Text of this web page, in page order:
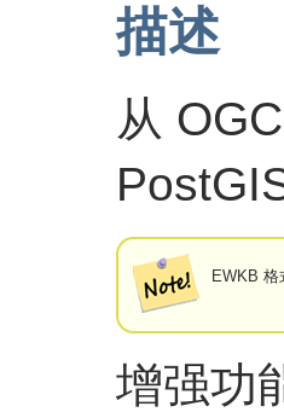
描述
从
EWKB 格
增强功